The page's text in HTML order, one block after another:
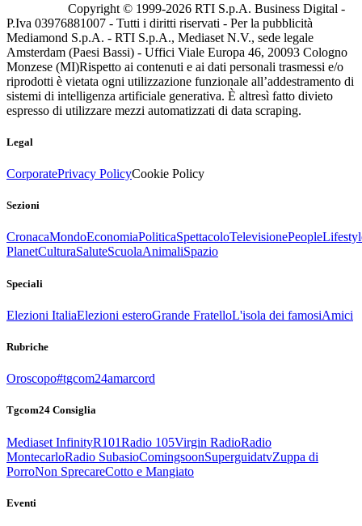
Copyright © 1999-2026 RTI S.p.A. Business Digital -
P.Iva 03976881007 - Tutti i diritti riservati - Per la pubblicità
Mediamond S.p.A. - RTI S.p.A., Mediaset N.V., sede legale
Amsterdam (Paesi Bassi) - Uffici Viale Europa 46, 20093 Cologno
Monzese (MI)Rispetto ai contenuti e ai dati personali trasmessi e/o
riprodotti è vietata ogni utilizzazione funzionale all’addestramento di
sistemi di intelligenza artificiale generativa. È altresì fatto divieto
espresso di utilizzare mezzi automatizzati di data scraping.
Legal
CorporatePrivacy PolicyCookie Policy
Sezioni
CronacaMondoEconomiaPoliticaSpettacoloTelevisionePeople
PlanetCulturaSaluteScuolaAnimaliSpazio
Speciali
Elezioni ItaliaElezioni esteroGrande FratelloL'isola dei famosiAmici
Rubriche
Oroscopo#tgcom24amarcord
Tgcom24 Consiglia
Mediaset InfinityR101Radio 105Virgin RadioRadio
MontecarloRadio SubasioComingsoonSuperguidatvZuppa di
PorroNon SprecareCotto e Mangiato
Eventi